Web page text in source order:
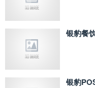
银豹餐
银豹